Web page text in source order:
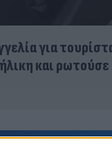
για
και